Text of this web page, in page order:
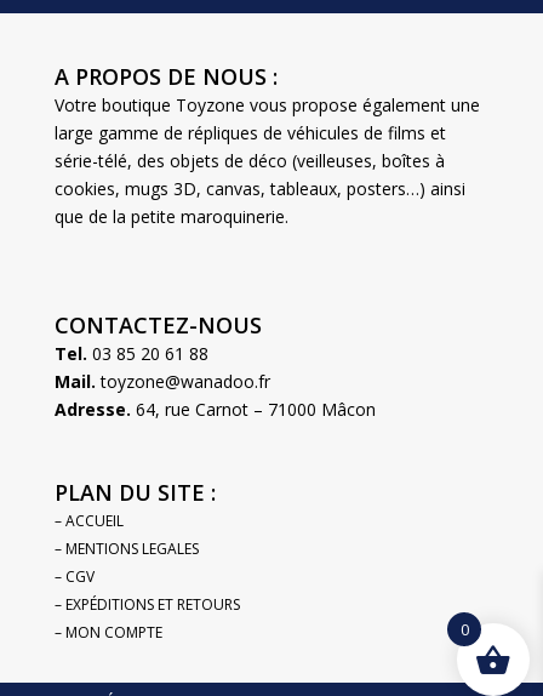
spirit
6018595
A PROPOS DE NOUS :
Votre boutique Toyzone vous propose également une
large gamme de répliques de véhicules de films et
série-télé, des objets de déco (veilleuses, boîtes à
cookies, mugs 3D, canvas, tableaux, posters…) ainsi
que de la petite maroquinerie.
CONTACTEZ-NOUS
Tel. 03 85 20 61 88
Mail. toyzone@wanadoo.fr
Adresse. 64, rue Carnot – 71000 Mâcon
PLAN DU SITE :
– ACCUEIL
– MENTIONS LEGALES
– CGV
– EXPÉDITIONS ET RETOURS
– MON COMPTE
0